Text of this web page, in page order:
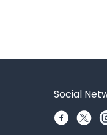
Social